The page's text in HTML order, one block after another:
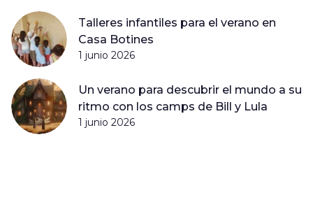
Talleres infantiles para el verano en
Casa Botines
1 junio 2026
Un verano para descubrir el mundo a su
ritmo con los camps de Bill y Lula
1 junio 2026